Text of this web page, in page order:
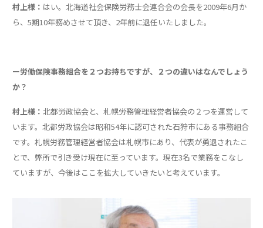
村上様： はい。北海道社会保険労務士会連合会の会長を2009年6月か
ら、5期10年務めさせて頂き、2年前に退任いたしました。
ー労働保険事務組合を２つお持ちですが、２つの違いはなんでしょう
か？
村上様： 北都労政協会と、札幌労務管理経営者協会の２つを運営して
います。北都労政協会は昭和54年に認可された石狩市にある事務組合
です。札幌労務管理経営者協会は札幌市にあり、代表が勇退されたこ
とで、弊所で引き受け現在に至っています。現在3名で業務をこなし
ていますが、今後はここを拡大していきたいと考えています。